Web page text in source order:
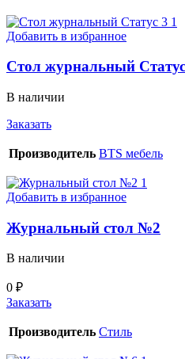
Добавить в избранное
Стол журнальный
В наличии
Заказать
Производитель BTS мебель
Добавить в избранное
Журнальный стол №2
В наличии
0 ₽
Заказать
Производитель Стиль